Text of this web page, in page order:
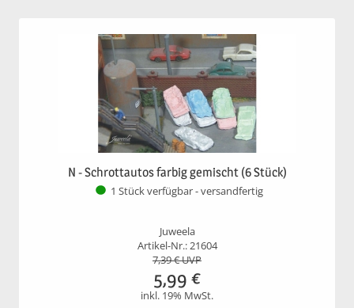
N - Schrottautos farbig gemischt (6 Stück)
1 Stück verfügbar - versandfertig
Juweela
Artikel-Nr.: 21604
7,39€ UVP
5,99 €
inkl. 19% MwSt.